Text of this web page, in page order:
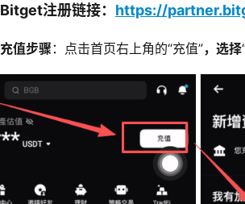
Bitget注册链接： https://
充值步骤 ：点击首页右上角的“充值”，选择